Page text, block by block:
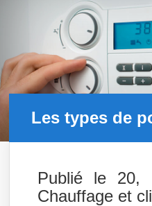
Les types de
Publié le 20,
Chauffage et